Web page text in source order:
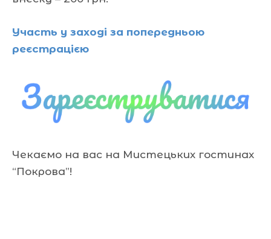
Участь у заході за попередньою
реєстрацією
Чекаємо на вас на Мистецьких гостинах
“Покрова”!